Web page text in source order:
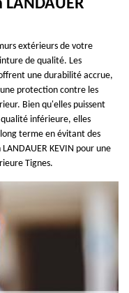
extérieurs de votre
de qualité. Les
une durabilité accrue,
protection contre les
Bien qu'elles puissent
inférieure, elles
terme en évitant des
KEVIN pour une
Tignes.